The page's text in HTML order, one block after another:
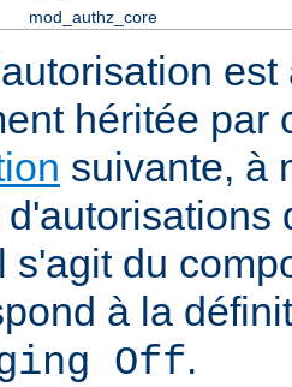
mod_authz_core
héritée par
suivante, à
s'agit du
à la
Off.